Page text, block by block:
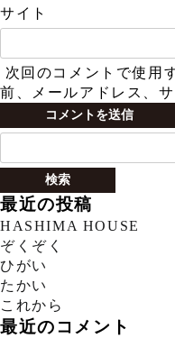
サイト
次回のコメントで使用
前、メールアドレス、
検
最近の投稿
HASHIMA HOUSE
ぞくぞく
ひがい
たかい
これから
最近のコメント